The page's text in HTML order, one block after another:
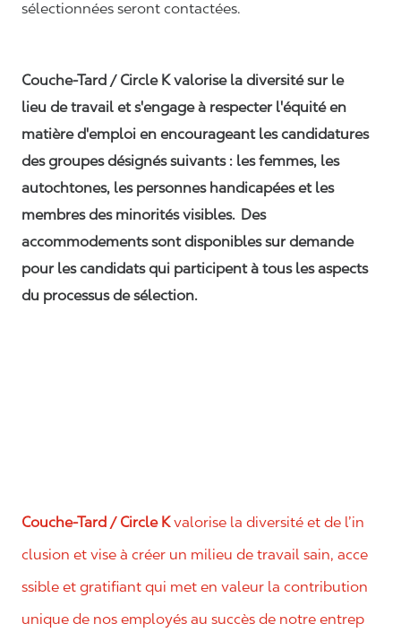
sélectionnées seront contactées.
Couche-Tard / Circle K valorise la diversité sur le
lieu de travail et s'engage à respecter l'équité en
matière d'emploi en encourageant les candidatures
des groupes désignés suivants : les femmes, les
autochtones, les personnes handicapées et les
membres des minorités visibles. Des
accommodements sont disponibles sur demande
pour les candidats qui participent à tous les aspects
du processus de sélection.
Couche-Tard / Circle Kvalorise la diversité et de l’in
clusion et vise à créer un milieu de travail sain, acce
ssible et gratifiant qui met en valeur la contribution
unique de nos employés au succès de notre entrep